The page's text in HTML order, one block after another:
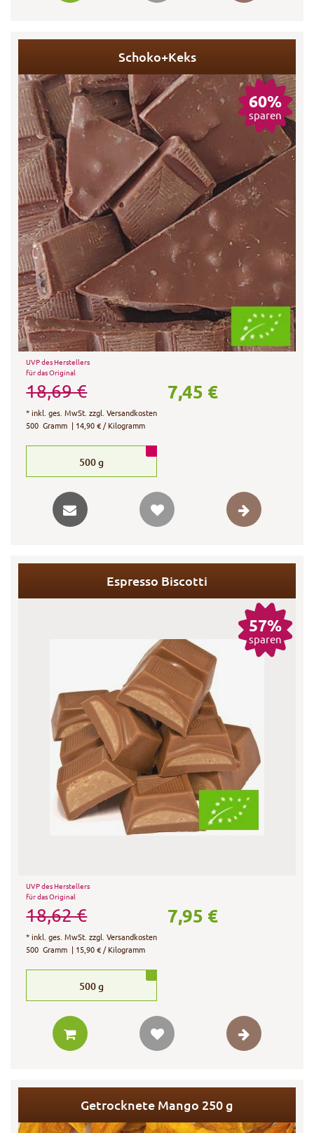
Schoko+Keks
60%
sparen
UVP des Herstellers
für das Original
18,69 € 7,45 €
*inkl. ges. MwSt. zzgl.Versandkosten
500 Gramm | 14,90 € / Kilogramm
500g
Espresso Biscotti
57%
sparen
UVP des Herstellers
für das Original
18,62 € 7,95 €
*inkl. ges. MwSt. zzgl.Versandkosten
500 Gramm | 15,90 € / Kilogramm
500g
Getrocknete Mango 250 g